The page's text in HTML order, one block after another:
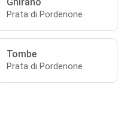
Prata di Pordenone
Tombe
Prata di Pordenone